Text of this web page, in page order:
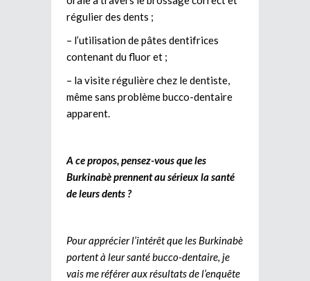
régulier des dents ;
– l’utilisation de pâtes dentifrices
contenant du fluor et ;
– la visite régulière chez le dentiste,
même sans problème bucco-dentaire
apparent.
A ce propos, pensez-vous que les
Burkinabè prennent au sérieux la santé
de leurs dents ?
Pour apprécier l’intérêt que les Burkinabè
portent à leur santé bucco-dentaire, je
vais me référer aux résultats de l’enquête